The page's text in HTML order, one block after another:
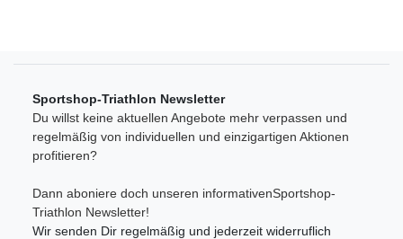
Sportshop-Triathlon Newsletter
Du willst keine aktuellen Angebote mehr verpassen und
regelmäßig von individuellen und einzigartigen Aktionen
profitieren?
Dann aboniere doch unseren informativenSportshop-
Triathlon Newsletter!
Wir senden Dir regelmäßig und jederzeit widerruflich